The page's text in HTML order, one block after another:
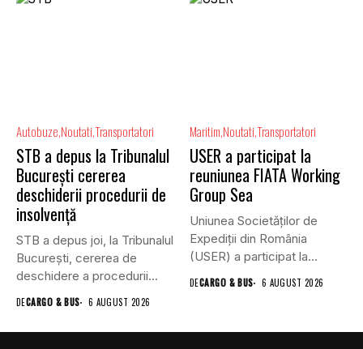
Autobuze NoutatiTransportatori
STB a depus la Tribunalul
București cererea
deschiderii procedurii de
insolvență
STB a depus joi, la Tribunalul
Bucureşti, cererea de
deschidere a procedurii...
DECARGO & BUS 6 AUGUST 2026
Maritim NoutatiTransportatori
USER a participat la
reuniunea FIATA Working
Group Sea
Uniunea Societăților de
Expediții din România
(USER) a participat la
reuniunea online...
DECARGO & BUS 6 AUGUST 2026